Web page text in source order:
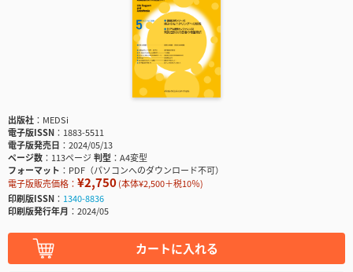
出版社
MEDSi
電子版ISSN
1883-5511
電子版発売日
2024/05/13
ページ数
113ページ判型
A4変型
フォーマット
PDF（パソコンへのダウンロード不可）
電子版販売価格： ¥2,750(本体¥2,500＋税10％)
印刷版ISSN
1340-8836
印刷版発行年月
2024/05
カートに入れる